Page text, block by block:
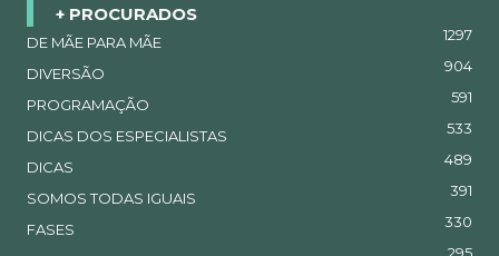
+ PROCURADOS
DE MÃE PARA MÃE 1297
DIVERSÃO 904
PROGRAMAÇÃO 591
DICAS DOS ESPECIALISTAS 533
DICAS 489
SOMOS TODAS IGUAIS 391
FASES 330